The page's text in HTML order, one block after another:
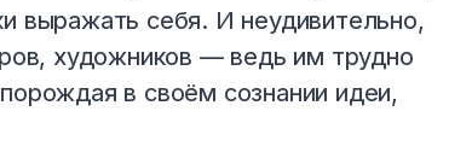
выражать себя. И неудивительно,
художников — ведь им трудно
в своём сознании идеи,